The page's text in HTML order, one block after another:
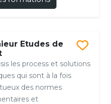
Etudes de
les process et solutions
qui sont à la fois
des normes
et